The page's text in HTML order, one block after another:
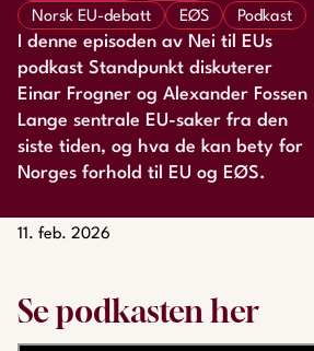
11. feb. 2026
Norsk EU-debatt
EØS Podkast
I denne episoden av Nei til EUs
podkast Standpunkt diskuterer
Einar Frogner og Alexander Fossen
Lange sentrale EU-saker fra den
siste tiden, og hva de kan bety for
Norges forhold til EU og EØS.
Se podkasten her